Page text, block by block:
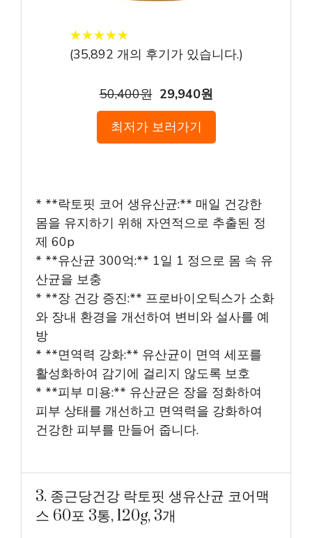
★★★★★
★★★★★
(35,892 개의 후기가 있습니다.)
50,400원 29,940원
최저가 보러가기
* **락토핏 코어 생유산균:** 매일 건강한
몸을 유지하기 위해 자연적으로 추출된 정
제 60p
* **유산균 300억:** 1일 1 정으로 몸 속 유
산균을 보충
* **장 건강 증진:** 프로바이오틱스가 소화
와 장내 환경을 개선하여 변비와 설사를 예
방
* **면역력 강화:** 유산균이 면역 세포를
활성화하여 감기에 걸리지 않도록 보호
* **피부 미용:** 유산균은 장을 정화하여
피부 상태를 개선하고 면역력을 강화하여
건강한 피부를 만들어 줍니다.
3. 종근당건강 락토핏 생유산균 코어맥
스 60포 3통, 120g, 3개